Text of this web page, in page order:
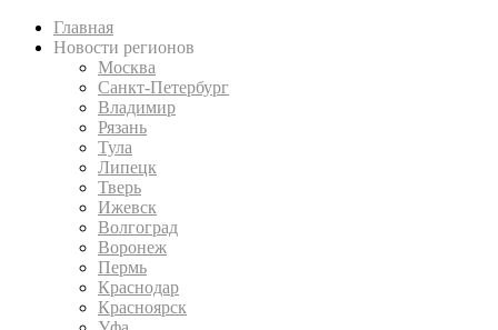
Главная
Новости регионов
Москва
Санкт-Петербург
Владимир
Рязань
Тула
Липецк
Тверь
Ижевск
Волгоград
Воронеж
Пермь
Краснодар
Красноярск